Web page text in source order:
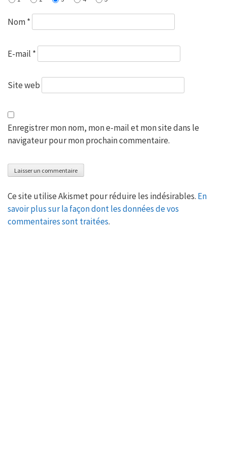
Nom*
E-mail *
Site web
Enregistrer mon nom, mon e-mail et mon site dans le
navigateur pour mon prochain commentaire.
Ce site utilise Akismet pour réduire les indésirables. En
savoir plus sur la façon dont les données de vos
commentaires sont traitées.